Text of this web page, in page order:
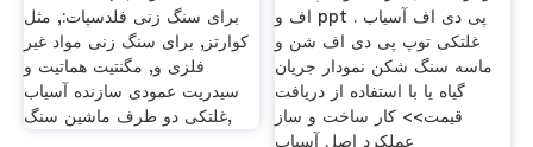
برای سنگ زنی فلدسپات:, مثل
کوارتز, برای سنگ زنی مواد غیر
فلزی و, مگنتیت هماتیت و
سیدریت عمودی سازنده آسیاب
غلتکی دو طرف ماشین سنگ,
اف و ppt . پی دی اف آسیاب
غلتکی توپ پی دی اف شن و
ماسه سنگ شکن نمودار جریان
گیاه یا با استفاده از دریافت
قیمت>> کار ساخت و ساز
عملکرد اصل آسیاب